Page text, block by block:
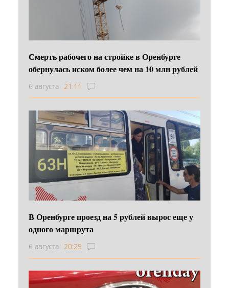
Смерть рабочего на стройке в Оренбурге
обернулась иском более чем на 10 млн рублей
6 августа 21:11
В Оренбурге проезд на 5 рублей вырос еще у
одного маршрута
6 августа 20:25